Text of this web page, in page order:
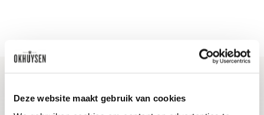
Deze website maakt gebruik van cookies
Blijf op de hoogte